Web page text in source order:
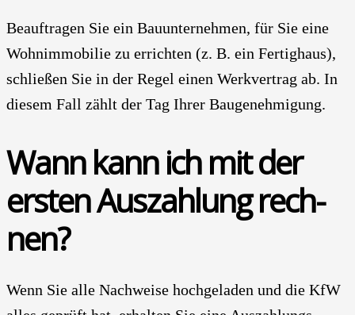
Beauf­tra­gen Sie ein Bau­unter­nehmen, für Sie eine
Wohn­immobilie zu errich­ten (z. B. ein Fertig­haus),
schlie­ßen Sie in der Regel einen Werk­vertrag ab. In
die­sem Fall zählt der Tag Ihrer Bau­genehmigung.
Wann kann ich mit der
ers­ten Aus­zah­lung rech­
nen?
Wenn Sie alle Nach­wei­se hoch­geladen und die KfW